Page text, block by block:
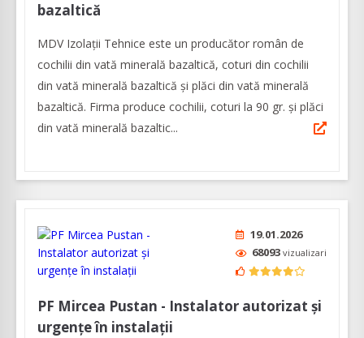
bazaltică
MDV Izolații Tehnice este un producător român de
cochilii din vată minerală bazaltică, coturi din cochilii
din vată minerală bazaltică și plăci din vată minerală
bazaltică. Firma produce cochilii, coturi la 90 gr. și plăci
din vată minerală bazaltic...
19.01.2026
68093 vizualizari
PF Mircea Pustan - Instalator autorizat și
urgențe în instalații